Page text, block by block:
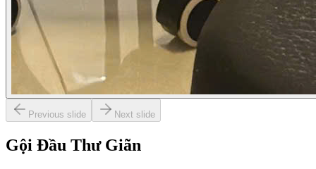
Previous slide Next slide
Gội Đầu Thư Giãn